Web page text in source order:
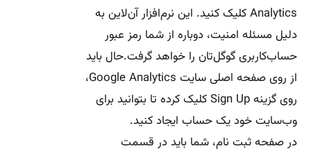
Analytics کلیک کنید. این نرم‌افزار آن‌لاین به
دلیل مسئله امنیت، دوباره از شما رمز عبور
حساب‌کاربری گوگل‌تان را خواهد گرفت.حال باید
از روی صفحه اصلی سایت Google Analytics،
روی گزینه Sign Up کلیک کرده تا بتوانید برای
وب‌سایت خود یک حساب ایجاد کنید.
در صفحه ثبت نام، شما باید در قسمت